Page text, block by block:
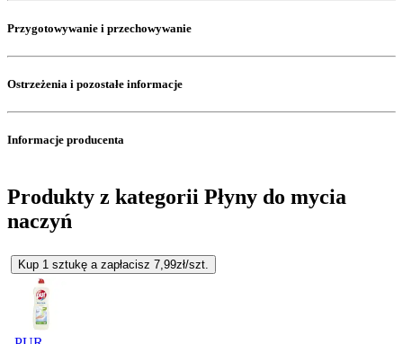
Przygotowywanie i przechowywanie
Ostrzeżenia i pozostałe informacje
Informacje producenta
Produkty z kategorii Płyny do mycia
naczyń
Kup 1 sztukę a zapłacisz 7,99zł/szt.